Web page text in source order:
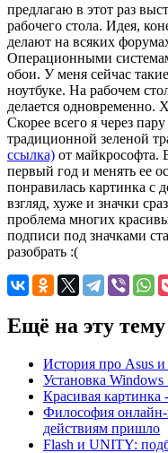
предлагаю в этот раз
рабочего стола. Идея,
делают на всяких
Операционными
обои. У меня сейчас
ноутбуке. На рабочем
делается одновременно.
Скорее всего я через
традиционной зеленой
ссылка) от майкрософта.
первый год и менять ее
понравилась картинка с
взгляд, хуже и значки
проблема многих
подписи под значками
разобрать :(
Ещё на эту
История про Asus
Установка
Красивая
Философия онлайн-
действиям пришло
Flash и UNITY: